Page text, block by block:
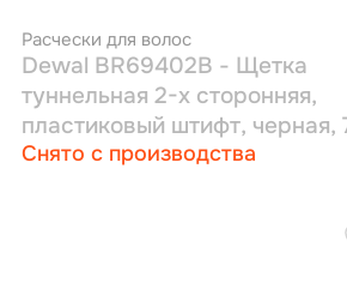
Расчески для волос
Dewal BR69402B - Щетка
туннельная 2-х сторонняя,
пластиковый штифт, черная,
рядов
Снято с производства